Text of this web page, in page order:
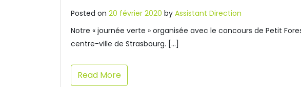
Posted on 20 février 2020 by Assistant Direction
Notre « journée verte » organisée avec le concours de Petit
centre-ville de Strasbourg. […]
Read More